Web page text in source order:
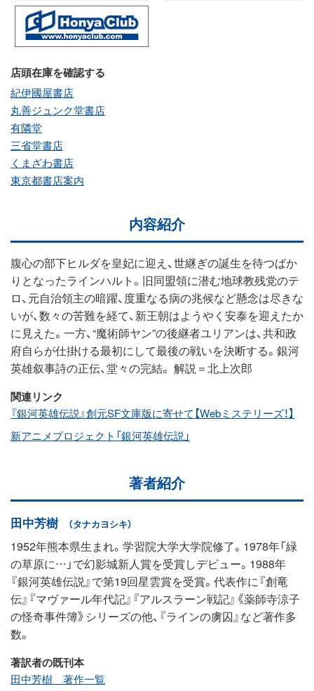
店頭在庫を確認する
紀伊國屋書店
丸善ジュンク堂書店
有隣堂
三省堂書店
くまざわ書店
東京都書店案内
内容紹介
腹心の部下ヒルダを皇妃に迎え、世継ぎの誕生を待つばか
りとなったラインハルト。旧同盟領に潜む地球教残党のテ
ロ、元自治領主の暗躍、度重なる病の兆候など懸念は尽きな
いが、数々の苦難を経て、新王朝はようやく安泰を迎えたか
に見えた。一方、“魔術師ヤン”の後継者ユリアンは、共和政
府自らが仕掛ける最初にして最後の戦いを決断する。銀河
英雄叙事詩の正伝、堂々の完結。 解説＝北上次郎
関連リンク
『銀河英雄伝説』創元SF文庫版に寄せて【Webミステリーズ！】
新アニメプロジェクト「銀河英雄伝説」
著者紹介
田中芳樹 （タナカヨシキ）
1952年熊本県生まれ。学習院大学大学院修了。1978年「緑
の草原に…」で幻影城新人賞を受賞しデビュー。1988年
『銀河英雄伝説』で第19回星雲賞を受賞。代表作に『創竜
伝』『マヴァール年代記』『アルスラーン戦記』《薬師寺涼子
の怪奇事件簿》シリーズの他、『ラインの虜囚』など著作多
数。
著訳者の既刊本
田中芳樹 著作一覧